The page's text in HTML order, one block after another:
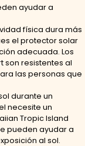
ayudar a
física dura más
el protector solar
adecuada. Los
son resistentes al
las personas que
durante un
necesite un
Tropic Island
pueden ayudar a
al sol.